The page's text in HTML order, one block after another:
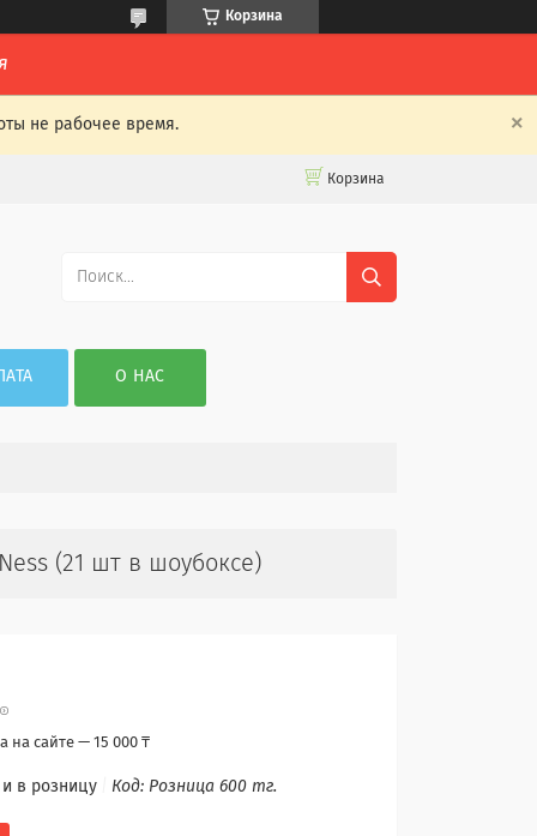
Корзина
не рабочее время.
Корзина
О НАС
(21 шт в шоубоксе)
на сайте — 15 000 ₸
в розницу Код: Розница 600 тг.